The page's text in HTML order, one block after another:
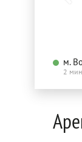
м.
2